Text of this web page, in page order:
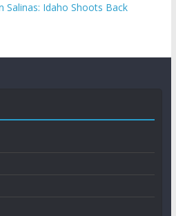
Salinas: Idaho Shoots Back